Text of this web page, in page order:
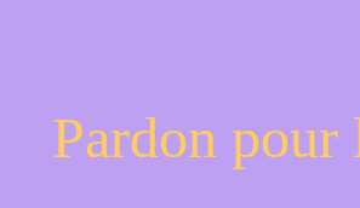
Pardon pour